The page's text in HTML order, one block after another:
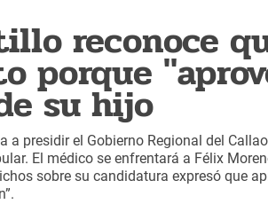
reconoce
porque
su hijo
a presidir el Gobierno Regional del
El médico se enfrentará a Félix
sobre su candidatura expresó que